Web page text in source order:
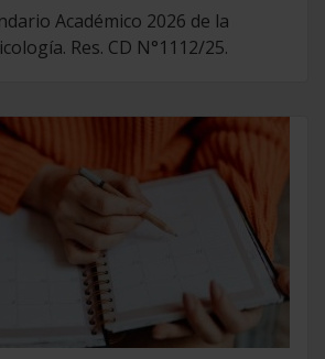
Académico 2026 de la
Res. CD N°1112/25.